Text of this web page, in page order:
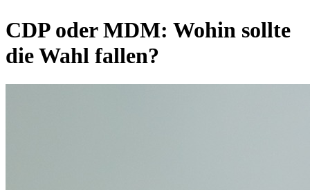
CDP oder MDM: Wohin sollte
die Wahl fallen?